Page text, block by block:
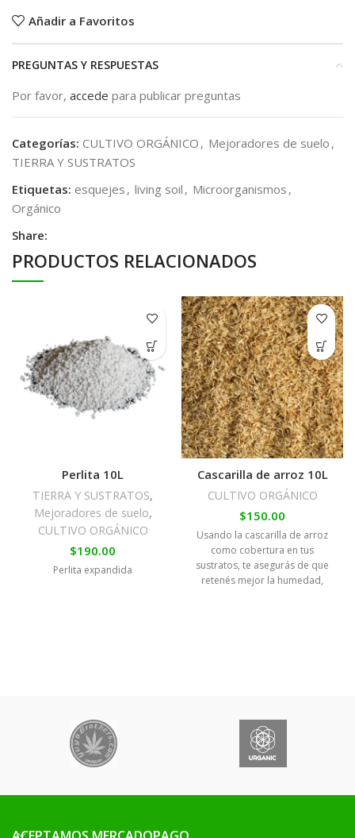
Añadir a Favoritos
PREGUNTAS Y RESPUESTAS
Por favor, accede para publicar preguntas
Categorías: CULTIVO ORGÁNICO , Mejoradores de suelo ,
TIERRA Y SUSTRATOS
Etiquetas: esquejes , living soil , Microorganismos ,
Orgánico
Share:
PRODUCTOS RELACIONADOS
Perlita 10L
TIERRA Y SUSTRATOS,
Mejoradores de suelo,
CULTIVO ORGÁNICO
$190.00
Perlita expandida
Cascarilla de arroz 10L
CULTIVO ORGÁNICO
$150.00
Usando la cascarilla de arroz
como cobertura en tus
sustratos, te asegurás de que
retenés mejor la humedad,